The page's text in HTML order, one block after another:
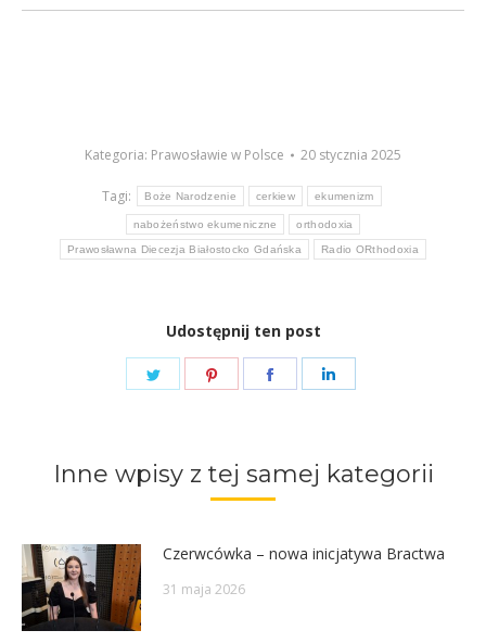
Kategoria: Prawosławie w Polsce 20 stycznia 2025
Tagi: Boże Narodzenie cerkiew ekumenizm
nabożeństwo ekumeniczne orthodoxia
Prawosławna Diecezja Białostocko Gdańska Radio ORthodoxia
Udostępnij ten post
Share
Share
Share
Inne wpisy z tej samej kategorii
Czerwcówka – nowa inicjatywa Bractwa
31 maja 2026